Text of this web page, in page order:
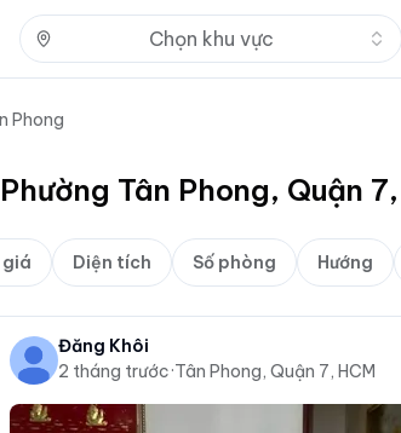
Chọn khu vực
Phong
Tân Phong, Quận
giá Diện tích Số phòng Hướng
Đăng Khôi
2 tháng trước·Tân Phong, Quận 7, HCM